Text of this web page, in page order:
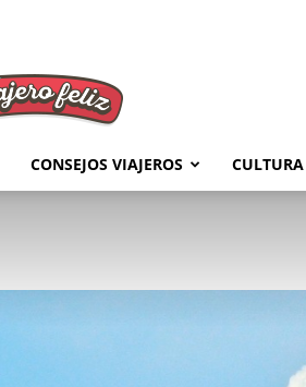
Feliz
CONSEJOS VIAJEROS CULTURA